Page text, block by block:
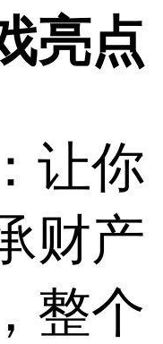
亮点
让你
财产
整个